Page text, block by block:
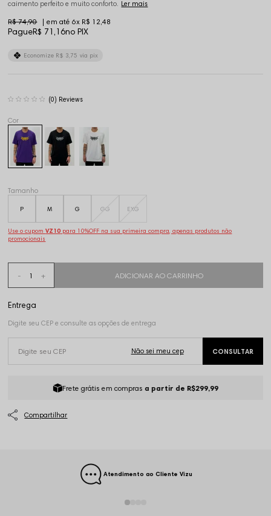
caimento perfeito e muito conforto. Ler mais
PagueR$ 71,16no PIX
R$ 74,90 6x R$ 12,48
Economize R$ 3,75 via pix
(0)
Tamanho
P M G GG EXG
Use o cupomVZ10 para 10%OFF na sua primeira compra, apenas produtos não
promocionais
Frete grátis em compras a partir de R$299,99
Atendimento ao Cliente Vizu